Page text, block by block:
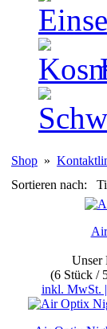
Shop »
Sortieren nach:
Unser
(6 Stück /
inkl. MwSt.